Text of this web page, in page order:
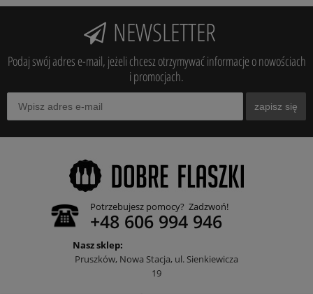
NEWSLETTER
Podaj swój adres e-mail, jeżeli chcesz otrzymywać informacje o nowościach
i promocjach.
zapisz się
Potrzebujesz pomocy? Zadzwoń!
+48 606 994 946
Nasz sklep:
Pruszków, Nowa Stacja, ul. Sienkiewicza
19